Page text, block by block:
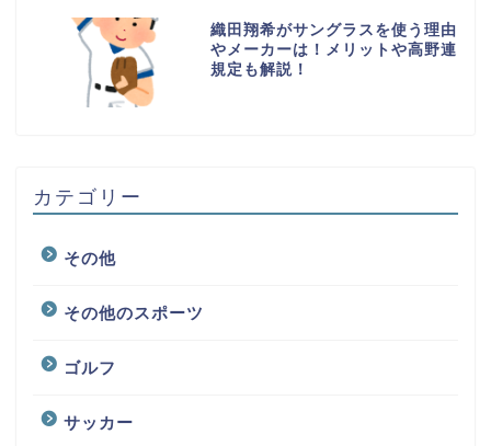
織田翔希がサングラスを使う理由
やメーカーは！メリットや高野連
規定も解説！
カテゴリー
その他
その他のスポーツ
ゴルフ
サッカー